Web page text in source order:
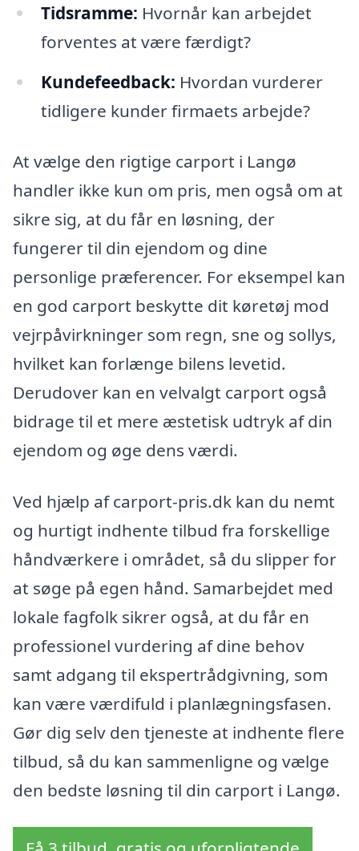
Tidsramme: Hvornår kan arbejdet
forventes at være færdigt?
Kundefeedback: Hvordan vurderer
tidligere kunder firmaets arbejde?
At vælge den rigtige carport i Langø
handler ikke kun om pris, men også om at
sikre sig, at du får en løsning, der
fungerer til din ejendom og dine
personlige præferencer. For eksempel kan
en god carport beskytte dit køretøj mod
vejrpåvirkninger som regn, sne og sollys,
hvilket kan forlænge bilens levetid.
Derudover kan en velvalgt carport også
bidrage til et mere æstetisk udtryk af din
ejendom og øge dens værdi.
Ved hjælp af carport-pris.dk kan du nemt
og hurtigt indhente tilbud fra forskellige
håndværkere i området, så du slipper for
at søge på egen hånd. Samarbejdet med
lokale fagfolk sikrer også, at du får en
professionel vurdering af dine behov
samt adgang til ekspertrådgivning, som
kan være værdifuld i planlægningsfasen.
Gør dig selv den tjeneste at indhente flere
tilbud, så du kan sammenligne og vælge
den bedste løsning til din carport i Langø.